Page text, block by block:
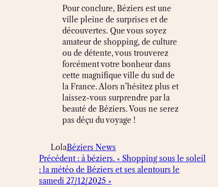
Pour conclure, Béziers est une
ville pleine de surprises et de
découvertes. Que vous soyez
amateur de shopping, de culture
ou de détente, vous trouverez
forcément votre bonheur dans
cette magnifique ville du sud de
la France. Alors n’hésitez plus et
laissez-vous surprendre par la
beauté de Béziers. Vous ne serez
pas déçu du voyage !
LolaBéziers News
Précédent : à béziers. « Shopping sous le soleil
: la météo de Béziers et ses alentours le
samedi 27/12/2025 »